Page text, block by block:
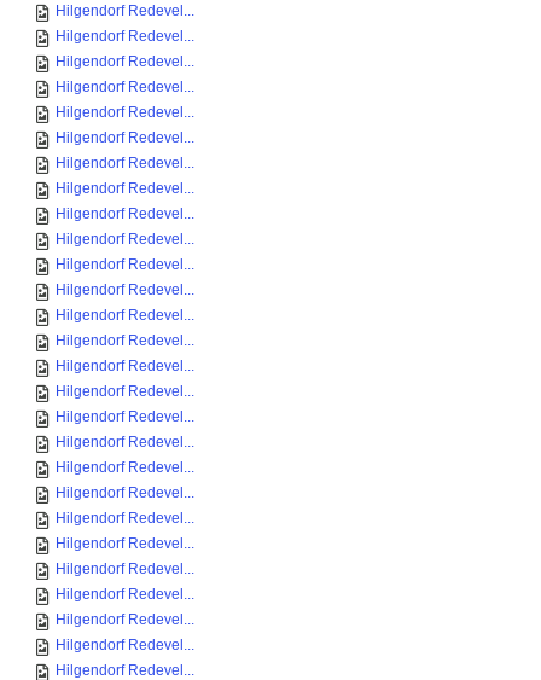
Hilgendorf Redevel...
Hilgendorf Redevel...
Hilgendorf Redevel...
Hilgendorf Redevel...
Hilgendorf Redevel...
Hilgendorf Redevel...
Hilgendorf Redevel...
Hilgendorf Redevel...
Hilgendorf Redevel...
Hilgendorf Redevel...
Hilgendorf Redevel...
Hilgendorf Redevel...
Hilgendorf Redevel...
Hilgendorf Redevel...
Hilgendorf Redevel...
Hilgendorf Redevel...
Hilgendorf Redevel...
Hilgendorf Redevel...
Hilgendorf Redevel...
Hilgendorf Redevel...
Hilgendorf Redevel...
Hilgendorf Redevel...
Hilgendorf Redevel...
Hilgendorf Redevel...
Hilgendorf Redevel...
Hilgendorf Redevel...
Hilgendorf Redevel...